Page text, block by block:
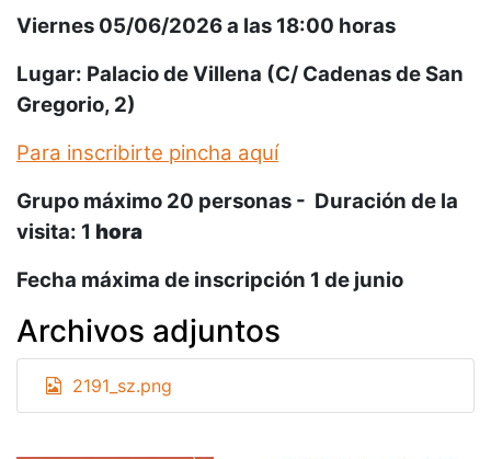
Viernes 05/06/2026 a las 18:00 horas
Lugar: Palacio de Villena (C/ Cadenas de San
Gregorio, 2)
Para inscribirte pincha aquí
Grupo máximo 20 personas - Duración de la
visita: 1 hora
Fecha máxima de inscripción 1 de junio
Archivos adjuntos
2191_sz.png